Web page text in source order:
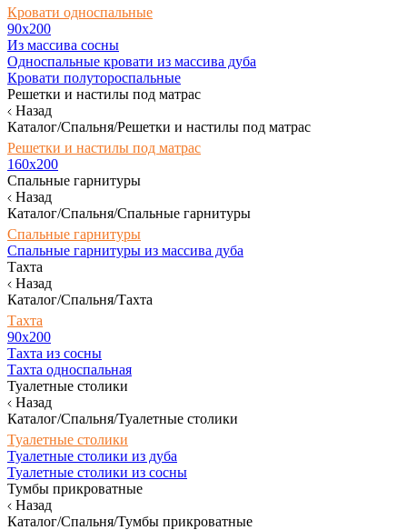
Кровати односпальные
90х200
Из массива сосны
Односпальные кровати из массива дуба
Кровати полутороспальные
Решетки и настилы под матрас
Назад
Каталог/Спальня/Решетки и настилы под матрас
Решетки и настилы под матрас
160х200
Спальные гарнитуры
Назад
Каталог/Спальня/Спальные гарнитуры
Спальные гарнитуры
Спальные гарнитуры из массива дуба
Тахта
Назад
Каталог/Спальня/Тахта
Тахта
90х200
Тахта из сосны
Тахта односпальная
Туалетные столики
Назад
Каталог/Спальня/Туалетные столики
Туалетные столики
Туалетные столики из дуба
Туалетные столики из сосны
Тумбы прикроватные
Назад
Каталог/Спальня/Тумбы прикроватные